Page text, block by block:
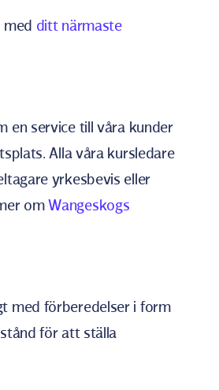
ditt närmaste
en service till våra kunder
Alla våra kursledare
yrkesbevis eller
omWangeskogs
med förberedelser i form
för att ställa